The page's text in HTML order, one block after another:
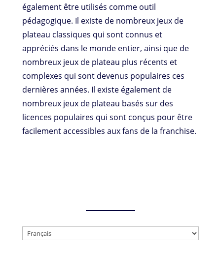
également être utilisés comme outil
pédagogique. Il existe de nombreux jeux de
plateau classiques qui sont connus et
appréciés dans le monde entier, ainsi que de
nombreux jeux de plateau plus récents et
complexes qui sont devenus populaires ces
dernières années. Il existe également de
nombreux jeux de plateau basés sur des
licences populaires qui sont conçus pour être
facilement accessibles aux fans de la franchise.
Choisir